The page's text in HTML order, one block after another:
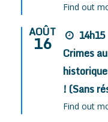
Find out
AOÛT
16
14h15
Crimes
! (Sans
Find out